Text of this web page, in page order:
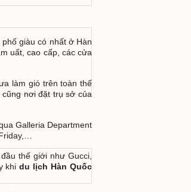
giàu có nhất ở Hàn
uất, cao cấp, các cửa
làm gió trên toàn thế
cũng nơi đặt trụ sở của
Galleria Department
thế giới như Gucci,
khidu lịch Hàn Quốc